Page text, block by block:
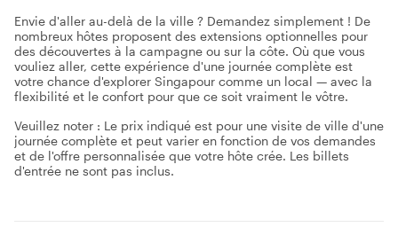
Envie d'aller au-delà de la ville ? Demandez simplement ! De
nombreux hôtes proposent des extensions optionnelles pour
des découvertes à la campagne ou sur la côte. Où que vous
vouliez aller, cette expérience d'une journée complète est
votre chance d'explorer Singapour comme un local — avec la
flexibilité et le confort pour que ce soit vraiment le vôtre.
Veuillez noter : Le prix indiqué est pour une visite de ville d'une
journée complète et peut varier en fonction de vos demandes
et de l'offre personnalisée que votre hôte crée. Les billets
d'entrée ne sont pas inclus.